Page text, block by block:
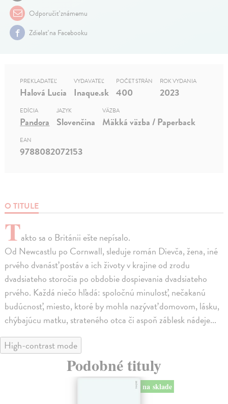
Odporučiť známemu
Zdielať na Facebooku
O TITULE
Takto sa o Británii ešte nepísalo.
Od Newcastlu po Cornwall, sleduje román Dievča, žena, iné
prvého dvanásť postáv a ich životy v krajine od zrodu
dvadsiateho storočia po obdobie dospievania dvadsiateho
prvého. Každá niečo hľadá: spoločnú minulosť, nečakanú
budúcnosť, miesto, ktoré by mohla nazývať domovom, lásku,
chýbajúcu matku, strateného otca či aspoň záblesk nádeje...
PREKLADATEĽ
Halová Lucia
VYDAVATEĽ
Inaque.sk
POČET STRÁN
400
ROK VYDANIA
2023
EDÍCIA
Pandora
JAZYK
Slovenčina
VÄZBA
Mäkká väzba / Paperback
EAN
9788082072153
High-contrast mode
Podobné tituly
na sklade